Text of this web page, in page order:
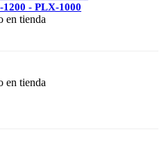
- PLX-1000
en tienda
en tienda